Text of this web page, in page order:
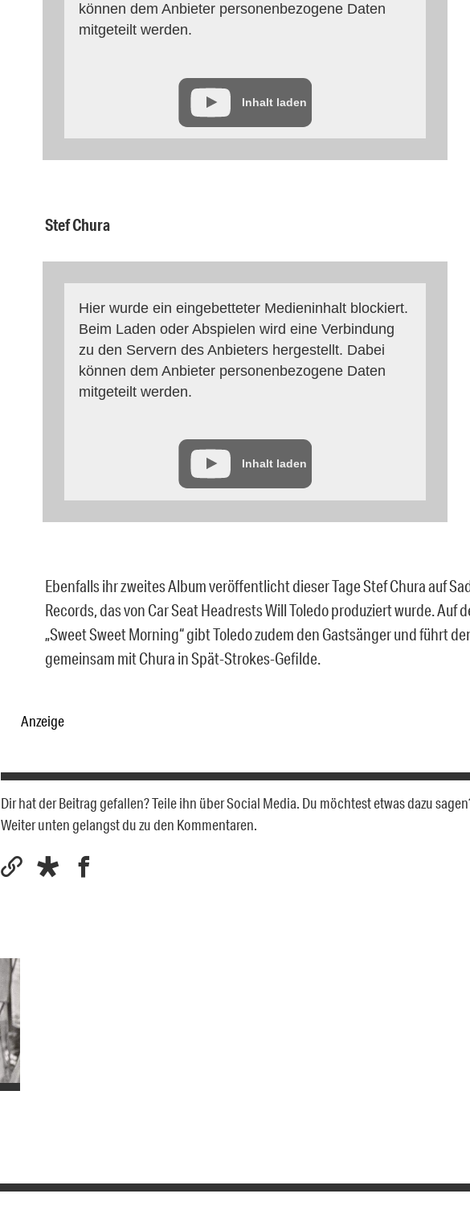
können dem Anbieter personenbezogene Daten
mitgeteilt werden.
Inhalt laden
Stef Chura
Hier wurde ein eingebetteter Medieninhalt blockiert.
Beim Laden oder Abspielen wird eine Verbindung
zu den Servern des Anbieters hergestellt. Dabei
können dem Anbieter personenbezogene Daten
mitgeteilt werden.
Inhalt laden
Ebenfalls ihr zweites Album veröffentlicht dieser Tage Stef Chura auf
Records, das von Car Seat Headrests Will Toledo produziert wurde. Auf
„Sweet Sweet Morning“ gibt Toledo zudem den Gastsänger und führt
gemeinsam mit Chura in Spät-Strokes-Gefilde.
Anzeige
Dir hat der Beitrag gefallen? Teile ihn über Social Media. Du möchtest etwas dazu
Weiter unten gelangst du zu den Kommentaren.